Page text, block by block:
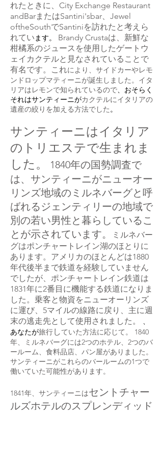
れたときに、City Exchange Restaurant
andBarまたはSantini'sbar、Jewel
oftheSouthでSantiniを訪れたと考えら
れています。 Brandy Crustaは、新鮮な
柑橘系のジュースを使用したゲートウ
ェイカクテルと見なされていることで
有名です。これにより、サイドカーやレモ
ンドロップマティーニが誕生しました。 イタ
リアはレモンで知られているので、おそらく
それはサンティーニがカクテルにイタリアの
遺産の絞りを加える方法でした。
サンティーニはイタリア
のトリエステで生まれま
した。
1840年の国勢調査で
は、サンティーニがニューオー
リンズ地域のミルネバーグと呼
ばれるジェンティリーの地域で
別の若い男性と暮らしているこ
とが示されています。
ミルネバー
グはポンチャートレイン湖のほとりに
あります。アメリカのほとんどは1880
年代後半まで鉄道を経験していません
でしたが、ポンチャートレイン鉄道は
1831年に2番目に機能する鉄道になりま
した。乗客と物資をニューオーリンズ
に運び、5マイルの線路に戻り、主に週
末の逃走先として使用されました。
、
あなたが旅行していた方法に応じて。 1840
年、ミルネバーグには2つのホテル、2つのバ
ールーム、食料品店、パン屋がありました。
サンティーニがこれらのバールームの1つで
働いていた可能性があります。
1841年、サンティーニはセントチャー
ルズホテルのスプレンディッド